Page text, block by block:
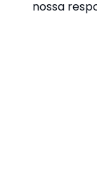
nossa